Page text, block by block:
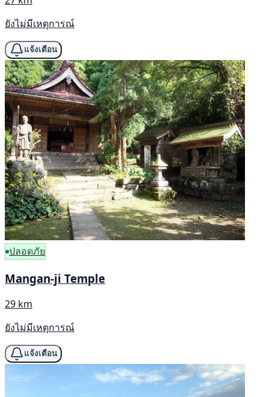
ยังไม่มีเหตุการณ์
แจ้งเตือน
ปลอดภัย
Mangan-ji Temple
29 km
ยังไม่มีเหตุการณ์
แจ้งเตือน